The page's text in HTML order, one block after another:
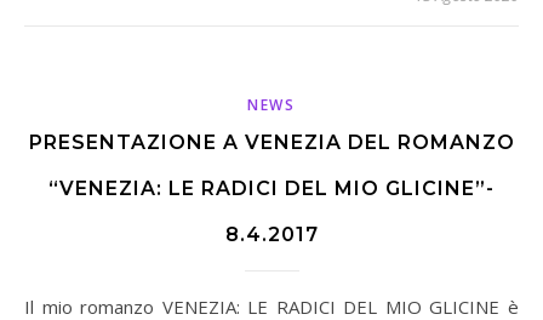
NEWS
PRESENTAZIONE A VENEZIA DEL ROMANZO
“VENEZIA: LE RADICI DEL MIO GLICINE”-
8.4.2017
Il mio romanzo VENEZIA: LE RADICI DEL MIO GLICINE è